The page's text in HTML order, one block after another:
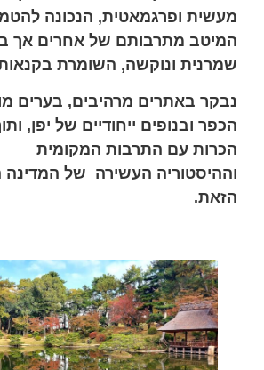
מעשית ופרגמאטית, הנכונה
המיטב מתרבותם של אחרים אך
שמרנית ונוקשה, השומרת
נבקר באתרים מרהיבים, בערים
הכפר ובנופים ייחודיים של יפן,
הכרות עם התרבות המקומית
וההיסטוריה העשירה של
הזאת.